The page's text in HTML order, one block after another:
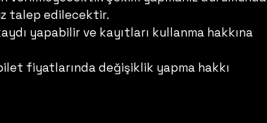
talep edilecektir.
yapabilir ve kayıtları kullanma hakkına
fiyatlarında değişiklik yapma hakkı